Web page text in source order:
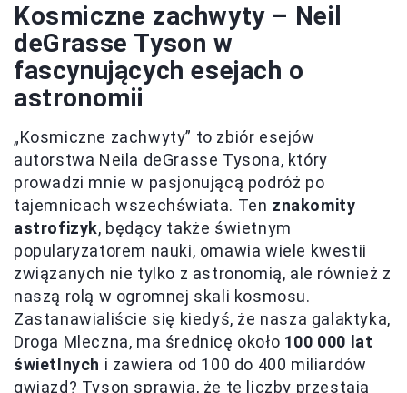
Kosmiczne zachwyty – Neil
deGrasse Tyson w
fascynujących esejach o
astronomii
„Kosmiczne zachwyty” to zbiór esejów
autorstwa Neila deGrasse Tysona, który
prowadzi mnie w pasjonującą podróż po
tajemnicach wszechświata. Ten znakomity
astrofizyk, będący także świetnym
popularyzatorem nauki, omawia wiele kwestii
związanych nie tylko z astronomią, ale również z
naszą rolą w ogromnej skali kosmosu.
Zastanawialiście się kiedyś, że nasza galaktyka,
Droga Mleczna, ma średnicę około 100 000 lat
świetlnych i zawiera od 100 do 400 miliardów
gwiazd? Tyson sprawia, że te liczby przestają